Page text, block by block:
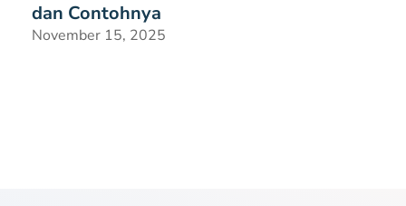
dan Contohnya
November 15, 2025